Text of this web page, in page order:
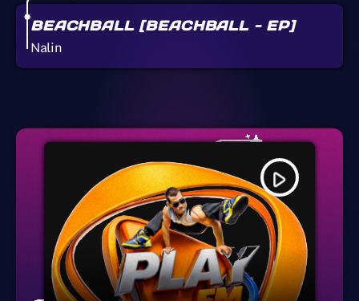
BEACHBALL [BEACHBALL - EP]
Nalin
play_arrow